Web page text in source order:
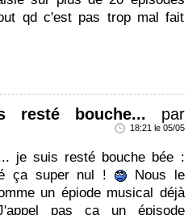
qd c'est pas trop mal fait
bouche... par
18:21 le 05/05
je suis resté bouche bée :
ça super nul !
Nous le
un épiode musical déjà
pas ça un épisode